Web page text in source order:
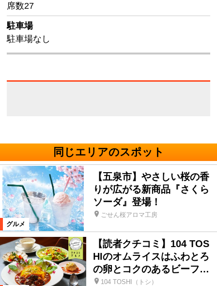
席数27
駐車場
駐車場なし
同じエリアのスポット
グルメ
【五泉市】やさしい桜の香
りが広がる新商品『さくら
ソーダ』登場！
ごせん桜アロマ工房
【読者クチコミ】104 TOS
HIのオムライスはふわとろ
の卵とコクのあるビーフ…
104 TOSHI（トシ）